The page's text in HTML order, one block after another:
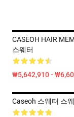
CASEOH HAIR
스웨터
₩5,642,910 -
Caseoh 스웨터 스